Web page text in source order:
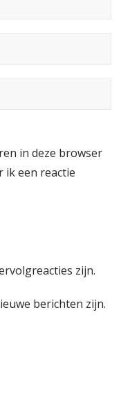
in deze browser
ik een reactie
zijn.
berichten zijn.